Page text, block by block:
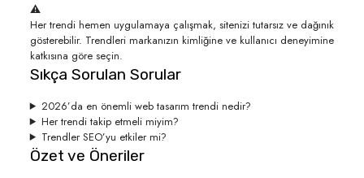
⚠️
Her trendi hemen uygulamaya çalışmak, sitenizi tutarsız ve dağınık
gösterebilir. Trendleri markanızın kimliğine ve kullanıcı deneyimine
katkısına göre seçin.
Sıkça Sorulan Sorular
2026’da en önemli web tasarım trendi nedir?
Her trendi takip etmeli miyim?
Trendler SEO’yu etkiler mi?
Özet ve Öneriler